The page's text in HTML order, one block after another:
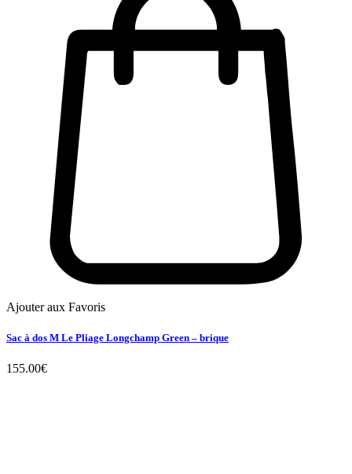
Ajouter aux Favoris
Sac à dos M Le Pliage Longchamp Green – brique
155.00€